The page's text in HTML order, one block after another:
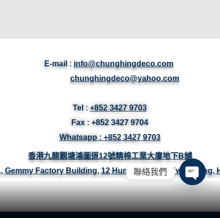
E-mail : info@chunghingdeco.com
chunghingdeco@yahoo.com
Tel : +852 3427 9703
Fax : +852 3427 9704
Whatsapp : +852 3427 9703
香港九龍觀塘鴻圖道12號精棉工業大廈地下B舖
Gemmy Factory Building, 12 Hung To Road, Kwun Tong,
聯絡我們
Open